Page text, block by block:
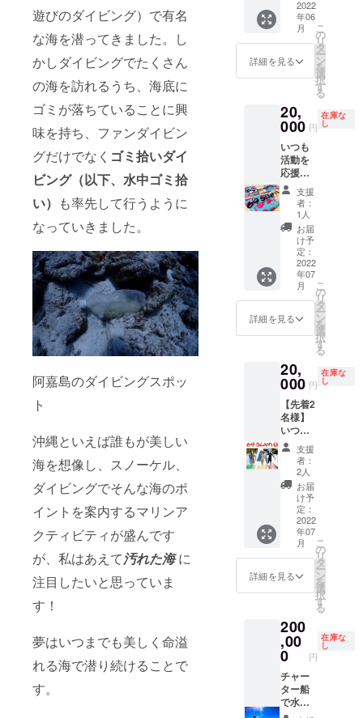
遊びのダイビング）で有名
な海を潜ってきました。し
かしダイビングでたくさん
の海を訪れるうち、海底に
ゴミが落ちていることに興
味を持ち、ファンダイビン
グだけでなく ゴミ拾いダイ
ビング（以下、水中ゴミ拾
い） も率先して行うように
なっていきました。
阿嘉島のダイビングスポッ
ト
沖縄といえば誰もが美しい
海を想像し、スノーケル、
ダイビングでそんな海のポ
イントを案内するマリンア
クティビティが盛んです
が、私はあえて汚れた海に
注目したいと思っていま
す！
夢はいつまでも美しく命溢
れる海で潜り続けることで
す。
ミ拾い
コース
はPADI
アドバ
ンスド
ター以
上のダ
グのラ
イセン
スが必
要で
す。ラ
イセン
スを取
得して
いない
方は
Project
AWARE
みの実
施とさ
す。
※2dive
（タン
ク代込
み）に
なりま
す。 ※
器材レ
ンタル
が必要
な方は
別途器
材レン
タル料
ます。
（参考:
4000
円、
BCD、
レギュ
ラー
ター、
ウェッ
つ一つ
微妙に
色や形
の異な
るマイ
で描く
生物は
も味が
あり、
なんと
いって
もかわ
いいで
す。海
ゴミを
使った
オリジ
ナル
アート
を一緒
に作り
に必要
なマイ
クロプ
ラス
チック
片は事
前に私
がビー
チでゴ
ミ拾い
をして
収集、
準備致
しま
す。 ※
ミ拾い
コース
ンスド
オープ
ン
ター以
上のダ
イビン
意） 活
動内容
に記載
した、
水中ゴ
ミ拾い
験頂け
ます！
一緒に
楽しく
ゴミ拾
いしま
しょう♪
※水中ゴ
ミ拾い
コース
はPADI
アドバ
ンスド
オープ
ウォー
ター以
イセン
スが必
す。
※2dive
（タン
ク代込
み）に
なりま
す。 ※
器材レ
ンタル
が必要
な方は
別途器
材レン
タル料
（参考:
フルレ
ンタル
円、
BCD、
レギュ
2022
年06
月
詳細を見る
こ
の
リ
タ
ー
ン
を
選
択
す
る
20,
000 円
在庫な
し
いつも
活動を
応援し
て頂い
ている
69SLA
Mのビ
キニ
と、お
礼の動
画を水
中で撮
影しご
提供致
しま
ザイン
がとて
もユ
ニーク
で魅力
的な
69SLA
内、海
外の著
名人や
アス
リート
選手な
ど、た
くさん
の方々
ランド
です！
写真1枚
目のビ
キニを
ご提供
させて
支援
者：
1人
お届
け予
定：
2022
年07
月
詳細を見る
こ
の
リ
タ
ー
ン
を
選
択
す
る
20,
000 円
在庫な
し
【先着2
名様】
いつも
私の活
動を応
援して
頂いて
いる
69SLA
Mの
サーフ
パンツ
と、お
礼の動
画を水
提供致
しま
す！ 斬
新なデ
ザイン
がとて
もユ
ニーク
支援
者：
2人
お届
け予
定：
2022
年07
月
詳細を見る
こ
の
リ
タ
ー
ン
を
選
択
す
る
200
,00
0 円
在庫な
し
チャー
ター船
で水中
ゴミ拾